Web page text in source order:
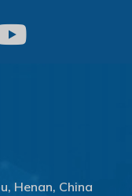
Henan, China